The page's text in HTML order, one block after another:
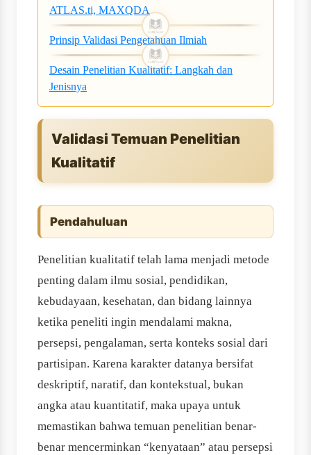
ATLAS.ti, MAXQDA
Prinsip Validasi Pengetahuan Ilmiah
Desain Penelitian Kualitatif: Langkah dan
Jenisnya
Validasi Temuan Penelitian
Kualitatif
Pendahuluan
Penelitian kualitatif telah lama menjadi metode
penting dalam ilmu sosial, pendidikan,
kebudayaan, kesehatan, dan bidang lainnya
ketika peneliti ingin mendalami makna,
persepsi, pengalaman, serta konteks sosial dari
partisipan. Karena karakter datanya bersifat
deskriptif, naratif, dan kontekstual, bukan
angka atau kuantitatif, maka upaya untuk
memastikan bahwa temuan penelitian benar-
benar mencerminkan “kenyataan” atau persepsi